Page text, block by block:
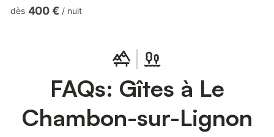
la piscine couverte privatisable sur réservation (1h par nuitée)En
: balançoires, cage à grimper enfants, slacklines.9 atelie...
dès 400 € / nuit
FAQs: Gîtes à Le
Chambon-sur-Lignon